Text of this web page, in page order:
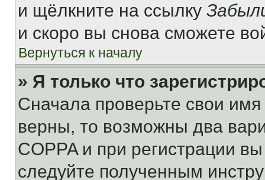
и щёлкните на ссылку
и скоро вы снова сможете
Вернуться к началу
» Я только что
Сначала проверьте свои
верны, то возможны два
COPPA и при регистрации
следуйте полученным